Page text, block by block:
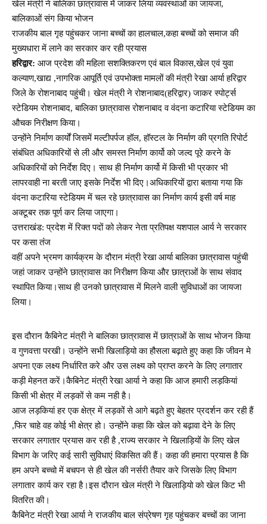
खेल मंत्री ने बालिका छात्रावास में जाकर लिया व्यवस्थाओं का जायजा,
बालिकाओं संग किया भोजन
राजकीय बाल गृह पहुंचकर जाना बच्चों का हालचाल,कहा बच्चों को समाज की
मुख्यधारा में लाने का सरकार कर रही प्रयास
हरिद्वार: आज प्रदेश की महिला सशक्तिकरण एवं बाल विकास,खेल एवं युवा
कल्याण,खाद्य ,नागरिक आपूर्ति एवं उपभोक्ता मामलों की मंत्री रेखा आर्या हरिद्वार
जिले के रोशनाबाद पहुंची। खेल मंत्री ने रोशनाबाद(हरिद्वार) जाकर स्पोर्ट्स
स्टेडियम रोशनाबाद, बालिका छात्रावास रोशनाबाद व वंदना कटारिया स्टेडियम का
औचक निरीक्षण किया।
उन्होंने निर्माण कार्यों जिसमें मल्टीपर्पज हॉल, हॉस्टल के निर्माण की प्रगति रिपोर्ट
संबंधित अधिकारियों से ली और समस्त निर्माण कार्यो को जल्द पूरे करने के
अधिकारियों को निर्देश दिए। साथ ही निर्माण कार्यो में किसी भी प्रकार भी
लापरवाही ना बरती जाए इसके निर्देश भी दिए।अधिकारियों द्वारा बताया गया कि
वंदना कटारिया स्टेडियम में चल रहे छात्रावास का निर्माण कार्य इसी वर्ष माह
अक्टूबर तक पूर्ण कर लिया जाएगा।
उत्तराखंड: प्रदेश में रिक्त पदों को लेकर नेता प्रतिपक्ष यशपाल आर्य ने सरकार
पर कसा तंंज
वहीं अपने भ्रमण कार्यक्रम के दौरान मंत्री रेखा आर्या बालिका छात्रावास पहुंची
जहां जाकर उन्होंने छात्रावास का निरीक्षण किया और छात्राओं के साथ संवाद
स्थापित किया।साथ ही उनको छात्रावास में मिलने वाली सुविधाओं का जायजा
लिया।
इस दौरान कैबिनेट मंत्री ने बालिका छात्रावास में छात्राओं के साथ भोजन किया
व गुणवत्ता परखी। उन्होंने सभी खिलाड़ियो का हौसला बढ़ाते हुए कहा कि जीवन मे
अपना एक लक्ष्य निर्धारित करे और उस लक्ष्य को प्राप्त करने के लिए लगातार
कड़ी मेहनत करें।कैबिनेट मंत्री रेखा आर्या ने कहा कि आज हमारी लड़कियां
किसी भी क्षेत्र में लड़कों से कम नही है।
आज लड़कियां हर एक क्षेत्र में लड़कों से आगे बढ़ते हुए बेहतर प्रदर्शन कर रही हैं
,फिर चाहे वह कोई भी क्षेत्र हो। उन्होंने कहा कि खेल को बढ़ावा देने के लिए
सरकार लगातार प्रयास कर रही है ,राज्य सरकार ने खिलाड़ियों के लिए खेल
विभाग के जरिए कई सारी सुविधाएं विकसित की हैं। कहा की हमारा प्रयास है कि
हम अपने बच्चो में बचपन से ही खेल की नर्सरी तैयार करे जिसके लिए विभाग
लगातार कार्य कर रहा है।इस दौरान खेल मंत्री ने खिलाड़ियो को खेल किट भी
वितरित की।
कैबिनेट मंत्री रेखा आर्या ने राजकीय बाल संप्रेषण गृह पहुंचकर बच्चों का जाना